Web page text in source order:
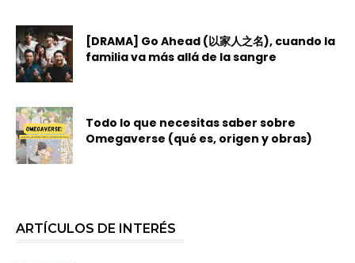
[DRAMA] Go Ahead (以家人之名), cuando la
familia va más allá de la sangre
Todo lo que necesitas saber sobre
Omegaverse (qué es, origen y obras)
ARTÍCULOS DE INTERÉS